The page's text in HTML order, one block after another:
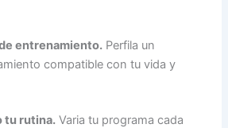
entrenamiento. Perfila un
compatible con tu vida y
tu rutina. Varia tu programa cada